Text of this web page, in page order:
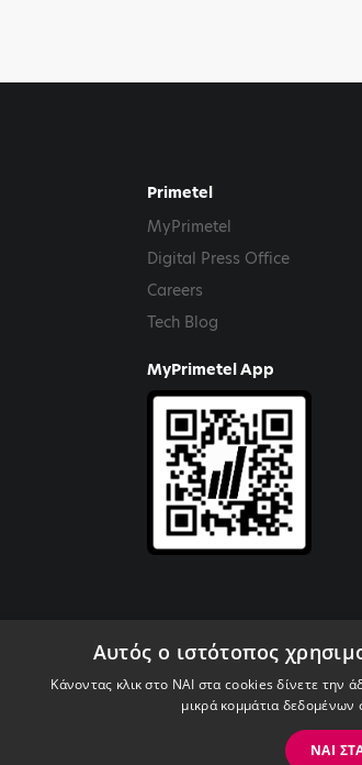
Primetel
MyPrimetel
Digital Press Office
Careers
Tech Blog
MyPrimetel App
Αυτός ο ιστότοπος
Κάνοντας κλικ στο ΝΑΙ στα cookies δίνετε την
μικρά κομμάτια δεδομένων
ΝΑΙ